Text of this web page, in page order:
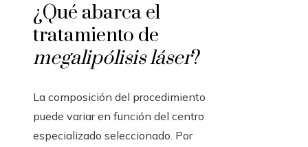
¿Qué abarca el
tratamiento de
megalipólisis láser?
La composición del procedimiento
puede variar en función del centro
especializado seleccionado. Por